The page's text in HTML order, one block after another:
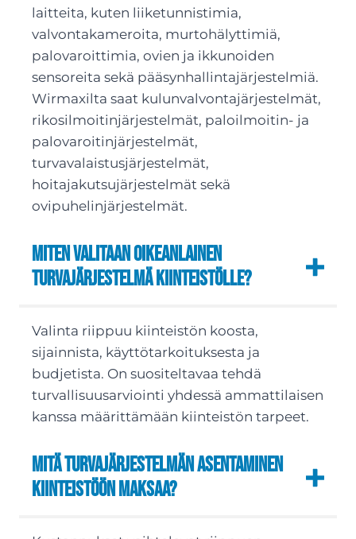
laitteita, kuten liiketunnistimia,
valvontakameroita, murtohälyttimiä,
palovaroittimia, ovien ja ikkunoiden
sensoreita sekä pääsynhallintajärjestelmiä.
Wirmaxilta saat kulunvalvontajärjestelmät,
rikosilmoitinjärjestelmät, paloilmoitin- ja
palovaroitinjärjestelmät,
turvavalaistusjärjestelmät,
hoitajakutsujärjestelmät sekä
ovipuhelinjärjestelmät.
Miten valitaan oikeanlainen
turvajärjestelmä kiinteistölle?
Valinta riippuu kiinteistön koosta,
sijainnista, käyttötarkoituksesta ja
budjetista. On suositeltavaa tehdä
turvallisuusarviointi yhdessä ammattilaisen
kanssa määrittämään kiinteistön tarpeet.
Mitä turvajärjestelmän asentaminen
kiinteistöön maksaa?